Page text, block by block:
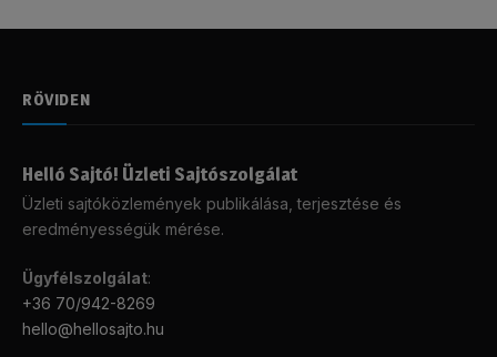
RÖVIDEN
Helló Sajtó! Üzleti Sajtószolgálat
Üzleti sajtóközlemények publikálása, terjesztése és
eredményességük mérése.
Ügyfélszolgálat:
+36 70/942-8269
hello@hellosajto.hu